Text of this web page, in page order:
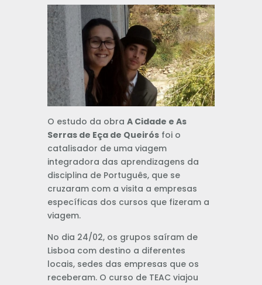
O estudo da obra A Cidade e As
Serras de Eça de Queirósfoi o
catalisador de uma viagem
integradora das aprendizagens da
disciplina de Português, que se
cruzaram com a visita a empresas
específicas dos cursos que fizeram a
viagem.
No dia 24/02, os grupos saíram de
Lisboa com destino a diferentes
locais, sedes das empresas que os
receberam. O curso de TEAC viajou